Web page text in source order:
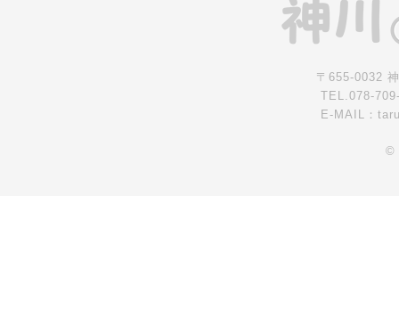
〒655-0032
TEL.078-
E-MAIL：
©